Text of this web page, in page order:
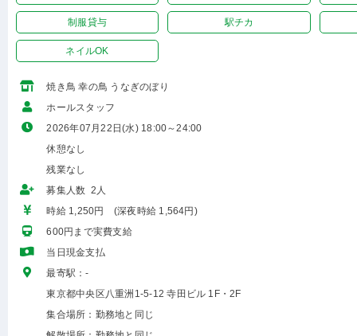
制服貸与 駅チカ
ネイルOK
焼き鳥 幸の鳥 うなぎのぼり
ホールスタッフ
2026年07月22日(水) 18:00～24:00
休憩なし
残業なし
募集人数 2人
時給 1,250円 (深夜時給 1,564円)
600円まで実費支給
当日現金支払
最寄駅：-
東京都中央区八重洲1-5-12 寺田ビル 1F・2F
集合場所：勤務地と同じ